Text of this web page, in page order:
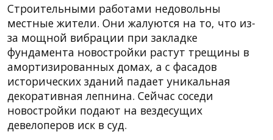
Строительными работами недовольны
местные жители. Они жалуются на то, что из-
за мощной вибрации при закладке
фундамента новостройки растут трещины в
амортизированных домах, а с фасадов
исторических зданий падает уникальная
декоративная лепнина. Сейчас соседи
новостройки подают на вездесущих
девелоперов иск в суд.